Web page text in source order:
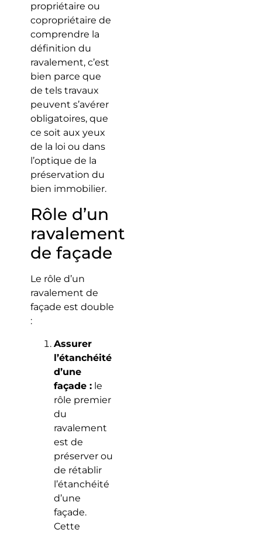
propriétaire ou
copropriétaire de
comprendre la
définition du
ravalement, c’est
bien parce que
de tels travaux
peuvent s’avérer
obligatoires, que
ce soit aux yeux
de la loi ou dans
l’optique de la
préservation du
bien immobilier.
Rôle d’un
ravalement
de façade
Le rôle d’un
ravalement de
façade est double
:
Assurer
l’étanchéité
d’une
façade :le
rôle premier
du
ravalement
est de
préserver ou
de rétablir
l’étanchéité
d’une
façade.
Cette